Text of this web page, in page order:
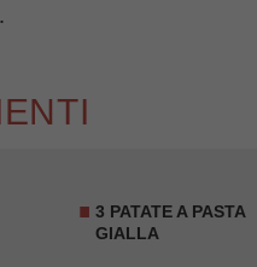
3 PATATE A PASTA
GIALLA